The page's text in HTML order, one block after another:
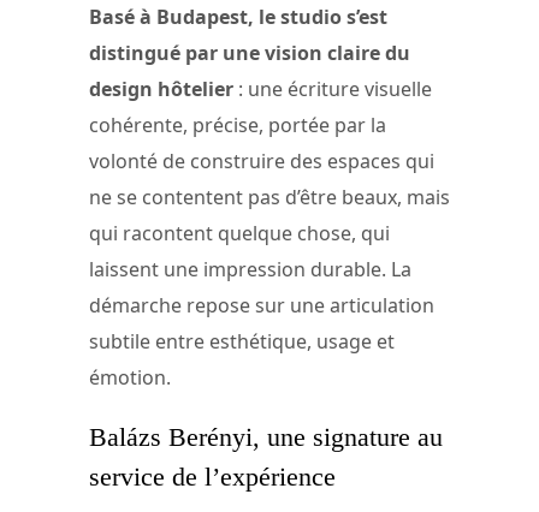
Basé à Budapest, le studio s’est
distingué par une vision claire du
design hôtelier : une écriture visuelle
cohérente, précise, portée par la
volonté de construire des espaces qui
ne se contentent pas d’être beaux, mais
qui racontent quelque chose, qui
laissent une impression durable. La
démarche repose sur une articulation
subtile entre esthétique, usage et
émotion.
Balázs Berényi, une signature au
service de l’expérience